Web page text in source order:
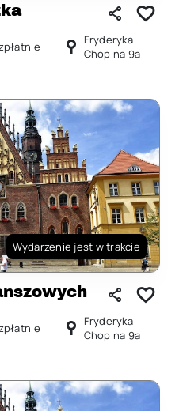
Fryderyka
Chopina 9a
Wydarzenie jest w trakcie
Fryderyka
Chopina 9a